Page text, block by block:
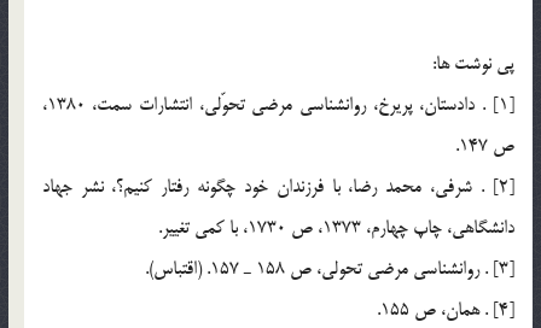
پي نوشت ها:
[1] . دادستان، پريرخ، روانشناسي مرضي تحوّلي، انتشارات سمت، 1380،
ص 147.
[2] . شرفي، محمد رضا، با فرزندان خود چگونه رفتار كنيم؟، نشر جهاد
دانشگاهي، چاپ چهارم، 1373، ص 1730، با كمي تغيير.
[3] . روانشناسي مرضي تحولي، ص 158 ـ 157. (اقتباس).
[4] . همان، ص 155.